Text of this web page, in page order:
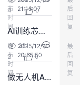
布
时
间
21:16:07
后
回
复
4
0
AI训练芯片和推理芯片到底有什么区别？
发
布
时
间
2025/12/30
20:55:50
最
后
回
复
231
2
0
做无人机AI巡检如何计算所需算力？